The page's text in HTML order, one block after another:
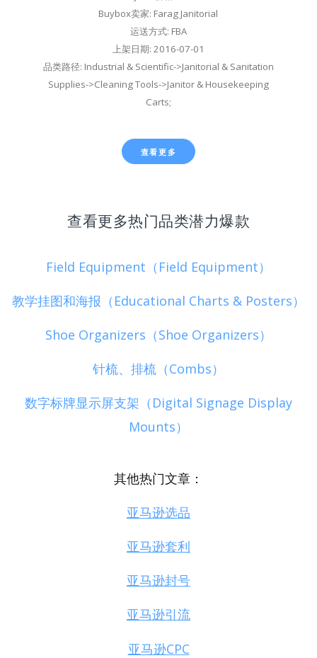
Buybox卖家: Farag Janitorial
运送方式: FBA
上架日期: 2016-07-01
品类路径: Industrial & Scientific->Janitorial & Sanitation
Supplies->Cleaning Tools->Janitor & Housekeeping
Carts;
查看更多
查看更多热门品类潜力爆款
Field Equipment（Field Equipment）
教学挂图和海报（Educational Charts & Posters）
Shoe Organizers（Shoe Organizers）
针梳、排梳（Combs）
数字标牌显示屏支架（Digital Signage Display
Mounts）
其他热门文章：
亚马逊选品
亚马逊套利
亚马逊封号
亚马逊引流
亚马逊CPC